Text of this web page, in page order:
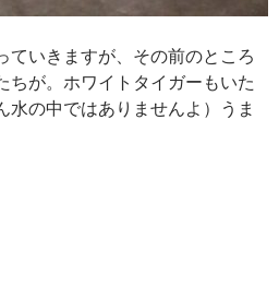
ていきますが、その前のところ
ちが。ホワイトタイガーもいた
水の中ではありませんよ）うま